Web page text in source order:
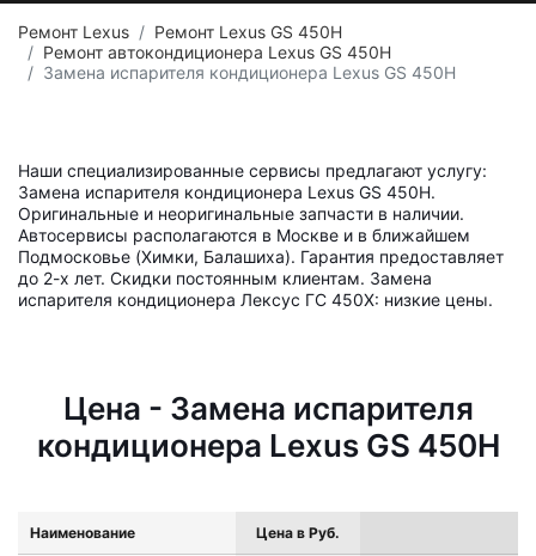
Ремонт Lexus
Ремонт Lexus GS 450H
Ремонт автокондиционера Lexus GS 450H
Замена испарителя кондиционера Lexus GS 450H
Наши специализированные сервисы предлагают услугу:
Замена испарителя кондиционера Lexus GS 450H.
Оригинальные и неоригинальные запчасти в наличии.
Автосервисы располагаются в Москве и в ближайшем
Подмосковье (Химки, Балашиха). Гарантия предоставляет
до 2-х лет. Скидки постоянным клиентам. Замена
испарителя кондиционера Лексус ГС 450Х: низкие цены.
Цена - Замена испарителя
кондиционера Lexus GS 450H
Наименование Цена в Руб.